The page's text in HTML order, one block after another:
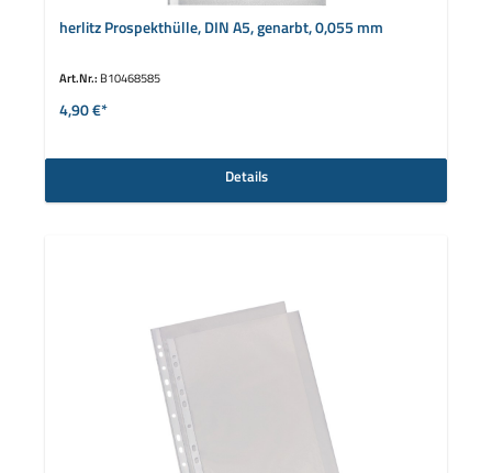
herlitz Prospekthülle, DIN A5, genarbt, 0,055 mm
Art.Nr.: B10468585
4,90 €*
Details